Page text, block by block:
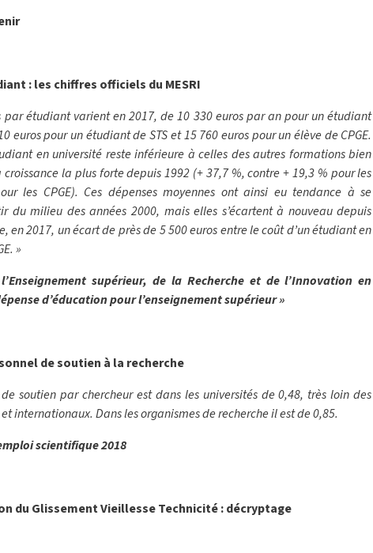
: les chiffres officiels du MESRI
par étudiant varient en 2017, de 10 330 euros par an pour un étudiant
euros pour un étudiant de STS et 15 760 euros pour un élève de CPGE.
en université reste inférieure à celles des autres formations bien
la plus forte depuis 1992 (+ 37,7 %, contre + 19,3 % pour les
les CPGE). Ces dépenses moyennes ont ainsi eu tendance à se
du milieu des années 2000, mais elles s’écartent à nouveau depuis
en 2017, un écart de près de 5 500 euros entre le coût d’un étudiant en
»
supérieur, de la Recherche et de l’Innovation en
d’éducation pour l’enseignement supérieur »
de soutien à la recherche
soutien par chercheur est dans les universités de 0,48, très loin des
internationaux. Dans les organismes de recherche il est de 0,85.
scientifique 2018
du Glissement Vieillesse Technicité : décryptage